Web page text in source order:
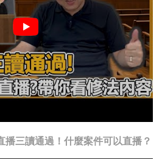
播三讀通過！什麼案件可以直播？